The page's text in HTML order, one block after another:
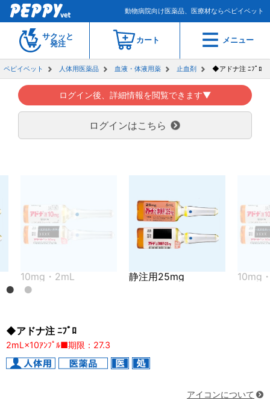
動物病院向け医薬品、医療材ならペピイベット
サクッと
発注
カート メニュー
ペピイベット 人体用医薬品 血液・体液用薬 止血剤 ◆アドナ注 ﾆﾌﾟﾛ
ログイン後、詳細情報を閲覧できます▼
ログインはこちら
・2mL 静注用25mg 10mg・2mL
◆アドナ注 ﾆﾌﾟﾛ
2mL×10ｱﾝﾌﾟﾙ■期限：27.3
アイコンについて